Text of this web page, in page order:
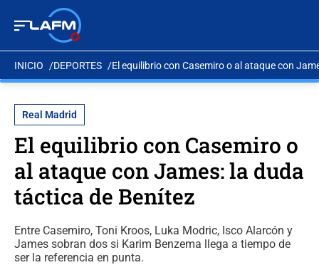
INICIO DEPORTES El equilibrio con Casemiro o al ataque con
Real Madrid
El equilibrio con Casemiro o
al ataque con James: la duda
táctica de Benítez
Entre Casemiro, Toni Kroos, Luka Modric, Isco Alarcón y
James sobran dos si Karim Benzema llega a tiempo de
ser la referencia en punta.